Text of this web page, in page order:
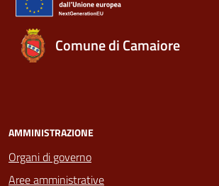
Comune di Camaiore
AMMINISTRAZIONE
Organi di governo
Aree amministrative